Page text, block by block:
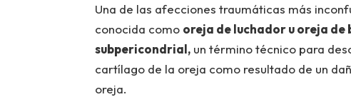
Una de las afecciones traumáticas más
conocida como oreja de luchador u oreja de
subpericondrial,un término técnico para
cartílago de la oreja como resultado de un
oreja.